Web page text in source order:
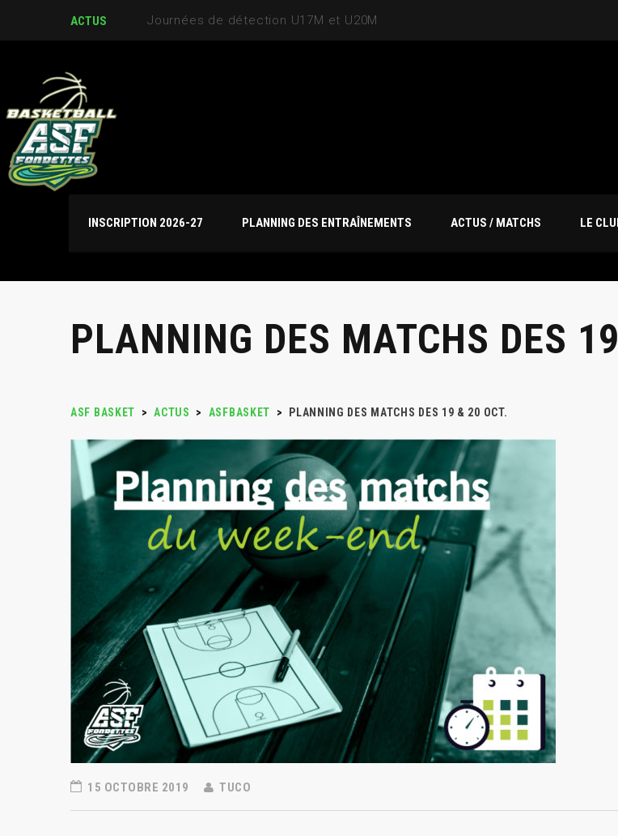
ACTUS Journées de détection U17M et U20M
INSCRIPTION 2026-27 PLANNING DES ENTRAÎNEMENTS ACTUS / MATCHS LE
PLANNING DES MATCHS DES
ASF BASKET > ACTUS > ASFBASKET > PLANNING DES MATCHS DES 19 & 20 OCT.
15 OCTOBRE 2019 TUCO